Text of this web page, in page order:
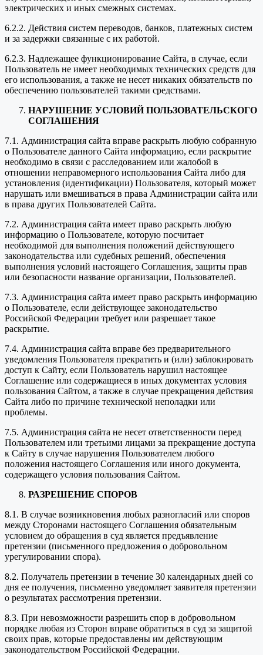
электрических и иных смежных системах.
6.2.2. Действия систем переводов, банков, платежных систем
и за задержки связанные с их работой.
6.2.3. Надлежащее функционирование Сайта, в случае, если
Пользователь не имеет необходимых технических средств для
его использования, а также не несет никаких обязательств по
обеспечению пользователей такими средствами.
НАРУШЕНИЕ УСЛОВИЙ ПОЛЬЗОВАТЕЛЬСКОГО
СОГЛАШЕНИЯ
7.1. Администрация сайта вправе раскрыть любую собранную
о Пользователе данного Сайта информацию, если раскрытие
необходимо в связи с расследованием или жалобой в
отношении неправомерного использования Сайта либо для
установления (идентификации) Пользователя, который может
нарушать или вмешиваться в права Администрации сайта или
в права других Пользователей Сайта.
7.2. Администрация сайта имеет право раскрыть любую
информацию о Пользователе, которую посчитает
необходимой для выполнения положений действующего
законодательства или судебных решений, обеспечения
выполнения условий настоящего Соглашения, защиты прав
или безопасности название организации, Пользователей.
7.3. Администрация сайта имеет право раскрыть информацию
о Пользователе, если действующее законодательство
Российской Федерации требует или разрешает такое
раскрытие.
7.4. Администрация сайта вправе без предварительного
уведомления Пользователя прекратить и (или) заблокировать
доступ к Сайту, если Пользователь нарушил настоящее
Соглашение или содержащиеся в иных документах условия
пользования Сайтом, а также в случае прекращения действия
Сайта либо по причине технической неполадки или
проблемы.
7.5. Администрация сайта не несет ответственности перед
Пользователем или третьими лицами за прекращение доступа
к Сайту в случае нарушения Пользователем любого
положения настоящего Соглашения или иного документа,
содержащего условия пользования Сайтом.
РАЗРЕШЕНИЕ СПОРОВ
8.1. В случае возникновения любых разногласий или споров
между Сторонами настоящего Соглашения обязательным
условием до обращения в суд является предъявление
претензии (письменного предложения о добровольном
урегулировании спора).
8.2. Получатель претензии в течение 30 календарных дней со
дня ее получения, письменно уведомляет заявителя претензии
о результатах рассмотрения претензии.
8.3. При невозможности разрешить спор в добровольном
порядке любая из Сторон вправе обратиться в суд за защитой
своих прав, которые предоставлены им действующим
законодательством Российской Федерации.